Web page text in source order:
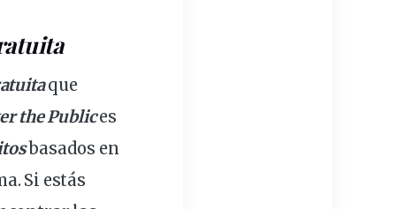
que
the Publices
basados en
Si estás